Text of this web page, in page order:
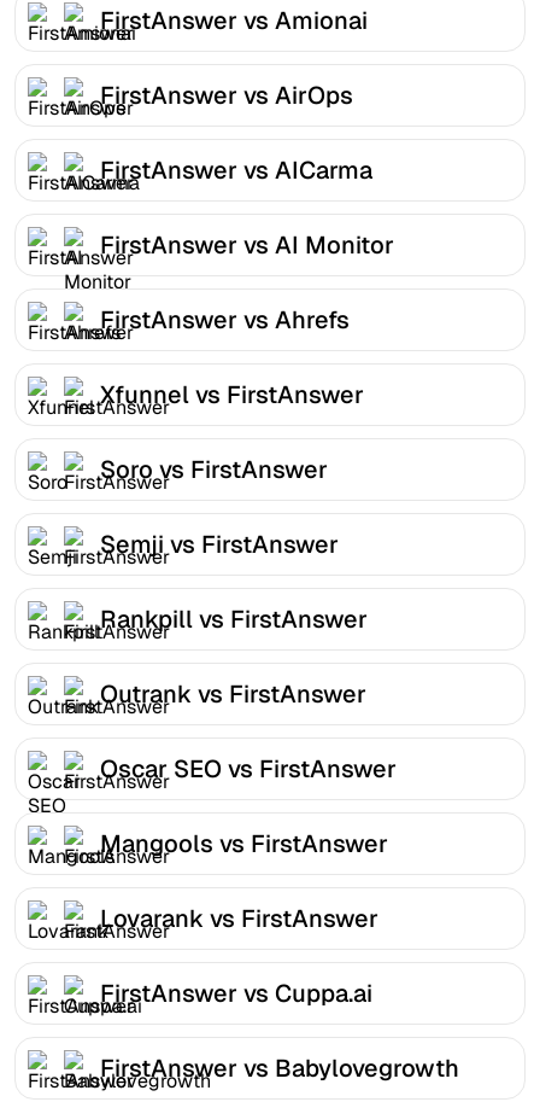
FirstAnswer vs Amionai
FirstAnswer vs AirOps
FirstAnswer vs AICarma
FirstAnswer vs AI Monitor
FirstAnswer vs Ahrefs
Xfunnel vs FirstAnswer
Soro vs FirstAnswer
Semji vs FirstAnswer
Rankpill vs FirstAnswer
Outrank vs FirstAnswer
Oscar SEO vs FirstAnswer
Mangools vs FirstAnswer
Lovarank vs FirstAnswer
FirstAnswer vs Cuppa.ai
FirstAnswer vs Babylovegrowth